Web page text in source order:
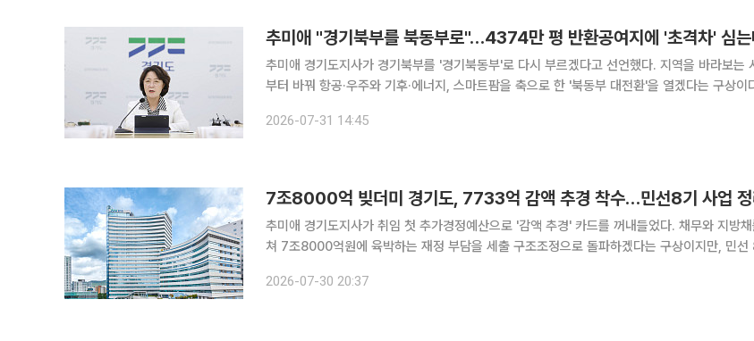
추미애 "경기북부를 북동부로"…4374만 평 반환공여지에 '초격차' 심
추미애 경기도지사가 경기북부를 '경기북동부'로 다시 부르겠다고 선언했다. 지역을 바라보는
부터 바꿔 항공·우주와 기후·에너지, 스마트팜을 축으로 한 '북동부 대전환'을 열겠다는 구상이다.
형발전기획실·북부특별자치도추진단 등 실국 업무보고 모두발언을 통해
2026-07-31 14:45
7조8000억 빚더미 경기도, 7733억 감액 추경 착수…민선8기 사업 정
추미애 경기도지사가 취임 첫 추가경정예산으로 '감액 추경' 카드를 꺼내들었다. 채무와 지방
쳐 7조8000억원에 육박하는 재정 부담을 세출 구조조정으로 돌파하겠다는 구상이지만, 민선
면, 경기도는 최근 '2026년도 제2회 추가경정예산 편성계획(안)'
2026-07-30 20:37